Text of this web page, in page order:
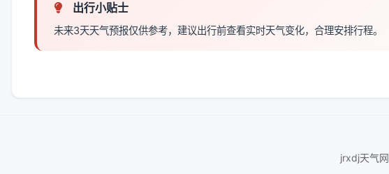
出行小贴士
未来3天天气预报仅供参考，建议出行前查看实时天气变化，合理安排行程。
jrxdj天气网